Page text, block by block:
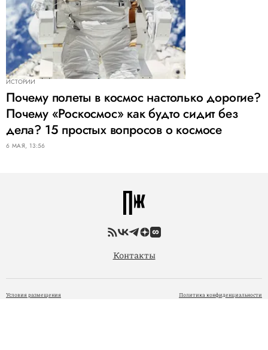
ИСТОРИИ
Почему полеты в космос настолько дорогие?
Почему «Роскосмос» как будто сидит без
дела? 15 простых вопросов о космосе
6 МАЯ, 13:56
Контакты
Условия размещения Политика конфиденциальности